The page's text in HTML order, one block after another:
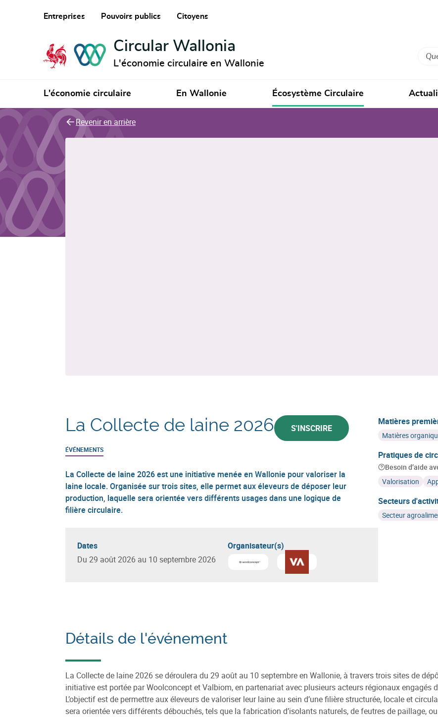
Entreprises Pouvoirs publics Citoyens
Circular Wallonia
L'économie circulaire en Wallonie
L'économie circulaire En Wallonie Écosystème Circulaire
Revenir en arrière
La Collecte de laine 2026 S'INSCRIRE
ÉVÉNEMENTS
La Collecte de laine 2026 est une initiative menée en Wallonie pour valoriser la
laine locale. Organisée sur trois sites, elle permet aux éleveurs de déposer leur
production, laquelle sera orientée vers différents usages dans une logique de
filière circulaire.
Dates
Du 29 août 2026 au 10 septembre 2026
Organisateur(s)
En savoir plus sur Woolconcept
En savoir plus sur
Matières
Matières
Pratiques de
Besoin d’aide
Valorisation
Secteurs
Secteur
Détails de l'événement
La Collecte de laine 2026 se déroulera du 29 août au 10 septembre en Wallonie, à travers trois sites de
initiative est portée par Woolconcept et Valbiom, en partenariat avec plusieurs acteurs régionaux engagés
L’objectif est de permettre aux éleveurs de valoriser leur laine au sein d’une filière structurée, locale et
sera orientée vers différents débouchés, tels que la fabrication d’isolants naturels, de feutres de paillage,